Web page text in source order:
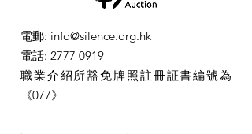
電郵: info@silence.org.hk
電話: 2777 0919
職業介紹所豁免牌照註冊証書編號為
《077》